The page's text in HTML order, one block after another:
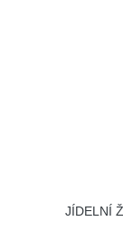
JÍDELNÍ